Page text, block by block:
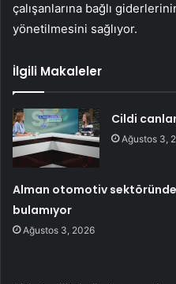
çalışanlarına bağlı
yönetilmesini sağlıyor.
İlgili Makaleler
Cildi
Ağustos 3,
Alman otomotiv
bulamıyor
Ağustos 3, 2026